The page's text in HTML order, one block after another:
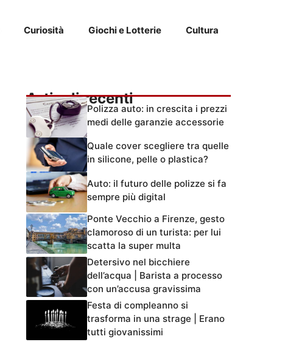
Curiosità Giochi e Lotterie Cultura
Articoli recenti
Polizza auto: in crescita i prezzi
medi delle garanzie accessorie
Quale cover scegliere tra quelle
in silicone, pelle o plastica?
Auto: il futuro delle polizze si fa
sempre più digital
Ponte Vecchio a Firenze, gesto
clamoroso di un turista: per lui
scatta la super multa
Detersivo nel bicchiere
dell’acqua | Barista a processo
con un’accusa gravissima
Festa di compleanno si
trasforma in una strage | Erano
tutti giovanissimi